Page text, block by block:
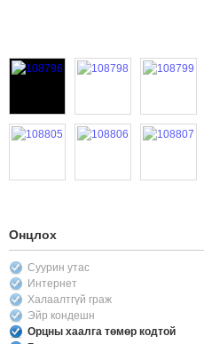
Онцлох
Суурин утас
Интернет
Халаалтгүй граж
Эйр кондешн
Орцны хаалга төмөр кодтой